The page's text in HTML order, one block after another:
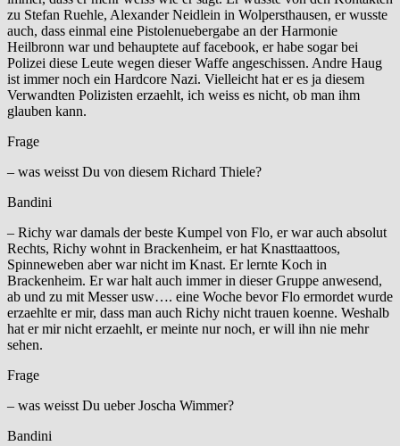
zu Stefan Ruehle, Alexander Neidlein in Wolpersthausen, er wusste
auch, dass einmal eine Pistolenuebergabe an der Harmonie
Heilbronn war und behauptete auf facebook, er habe sogar bei
Polizei diese Leute wegen dieser Waffe angeschissen. Andre Haug
ist immer noch ein Hardcore Nazi. Vielleicht hat er es ja diesem
Verwandten Polizisten erzaehlt, ich weiss es nicht, ob man ihm
glauben kann.
Frage
– was weisst Du von diesem Richard Thiele?
Bandini
– Richy war damals der beste Kumpel von Flo, er war auch absolut
Rechts, Richy wohnt in Brackenheim, er hat Knasttaattoos,
Spinneweben aber war nicht im Knast. Er lernte Koch in
Brackenheim. Er war halt auch immer in dieser Gruppe anwesend,
ab und zu mit Messer usw…. eine Woche bevor Flo ermordet wurde
erzaehlte er mir, dass man auch Richy nicht trauen koenne. Weshalb
hat er mir nicht erzaehlt, er meinte nur noch, er will ihn nie mehr
sehen.
Frage
– was weisst Du ueber Joscha Wimmer?
Bandini